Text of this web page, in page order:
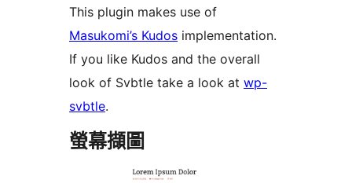
This plugin makes use of
Masukomi’s Kudos implementation.
If you like Kudos and the overall
look of Svbtle take a look at wp-
svbtle.
螢幕擷圖